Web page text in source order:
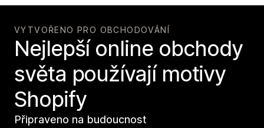
VYTVOŘENO PRO OBCHODOVÁNÍ
Nejlepší online obchody
světa používají motivy
Shopify
Připraveno na budoucnost